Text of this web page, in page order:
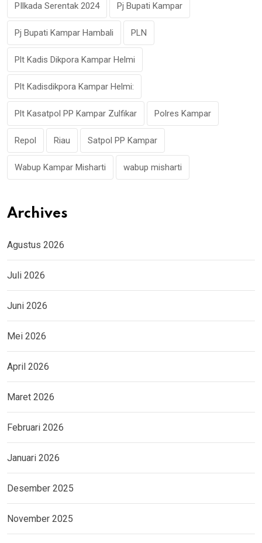
PIlkada Serentak 2024 Pj Bupati Kampar
Pj Bupati Kampar Hambali PLN
Plt Kadis Dikpora Kampar Helmi
Plt Kadisdikpora Kampar Helmi:
Plt Kasatpol PP Kampar Zulfikar Polres Kampar
Repol Riau Satpol PP Kampar
Wabup Kampar Misharti wabup misharti
Archives
Agustus 2026
Juli 2026
Juni 2026
Mei 2026
April 2026
Maret 2026
Februari 2026
Januari 2026
Desember 2025
November 2025